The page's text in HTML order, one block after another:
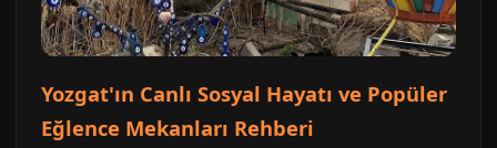
Yozgat'ın Canlı Sosyal Hayatı ve Popüler
Eğlence Mekanları Rehberi